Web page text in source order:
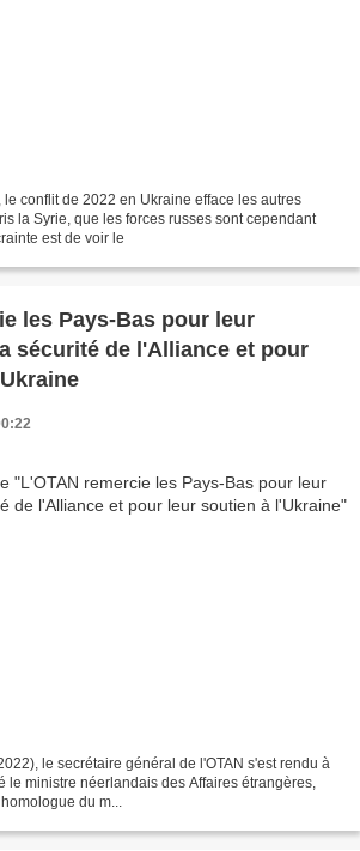
conflit de 2022 en Ukraine efface les autres
la Syrie, que les forces russes sont cependant
est de voir le
les Pays-Bas pour leur
sécurité de l'Alliance et pour
le secrétaire général de l'OTAN s'est rendu à
le ministre néerlandais des Affaires étrangères,
du m...